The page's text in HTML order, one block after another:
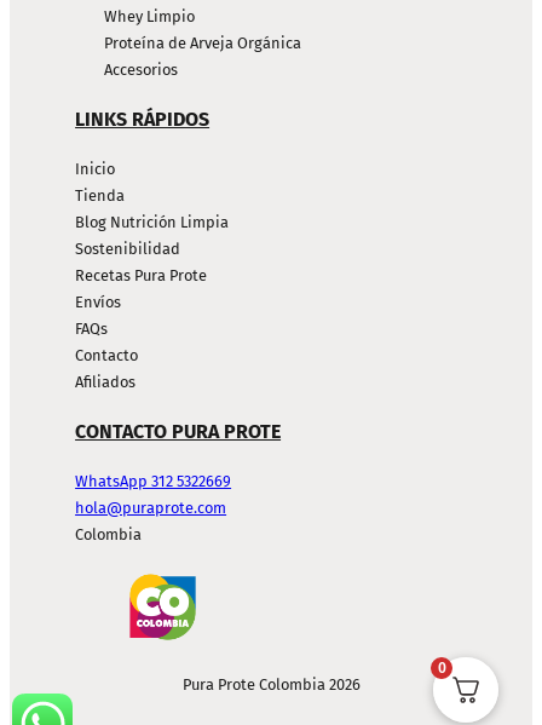
Whey Limpio
Proteína de Arveja Orgánica
Accesorios
LINKS RÁPIDOS
Inicio
Tienda
Blog Nutrición Limpia
Sostenibilidad
Recetas Pura Prote
Envíos
FAQs
Contacto
Afiliados
CONTACTO PURA PROTE
WhatsApp 312 5322669
hola@puraprote.com
Colombia
Pura Prote Colombia 2026
0